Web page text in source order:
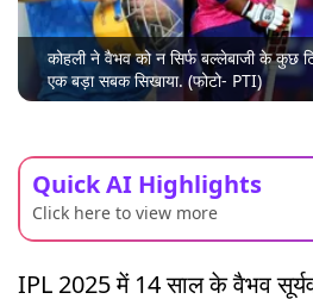
कोहली ने वैभव को न सिर्फ बल्लेबाजी के कुछ
एक बड़ा सबक सिखाया. (फोटो- PTI)
Quick AI Highlights
Click here to view more
IPL 2025 में 14 साल के वैभव